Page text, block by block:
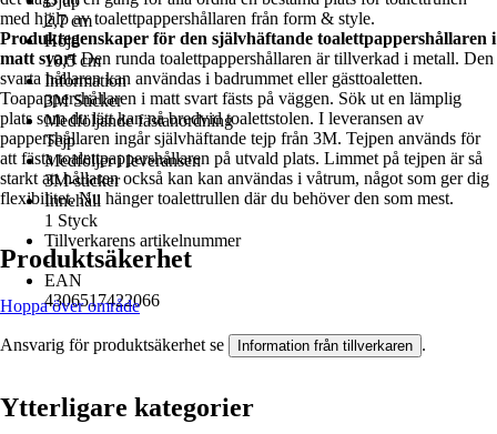
2,7 cm
Höjd
10,5 cm
Information
3M Sticker
Medföljande fästanordning
Tejp
Medföljer i leveransen
3M-sticker
Innehåll
1 Styck
Tillverkarens artikelnummer
-
EAN
4306517422066
med hjälp av toalettpappershållaren från form & style.
Produktegenskaper för den självhäftande toalettpappershållaren i
matt svartDen runda toalettpappershållaren är tillverkad i metall. Den
svarta hållaren kan användas i badrummet eller gästtoaletten.
Toapappershållaren i matt svart fästs på väggen. Sök ut en lämplig
plats som du lätt kan nå bredvid toalettstolen. I leveransen av
pappershållaren ingår självhäftande tejp från 3M. Tejpen används för
att fästa toalettpappershållaren på utvald plats. Limmet på tejpen är så
starkt att hållaren också kan kan användas i våtrum, något som ger dig
flexibilitet. Nu hänger toalettrullen där du behöver den som mest.
Produktsäkerhet
Hoppa över område
Ansvarig för produktsäkerhet se Information från tillverkaren .
Ytterligare kategorier